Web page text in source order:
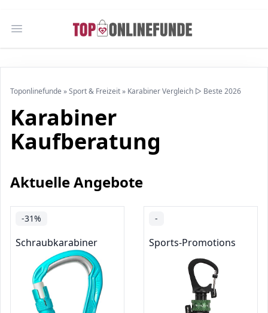
Open main menu
Toponlinefunde »Sport & Freizeit» Karabiner Vergleich ▷ Beste 2026
Karabiner
Kaufberatung
Aktuelle Angebote
-31%
Schraubkarabiner
-
Sports-Promotions